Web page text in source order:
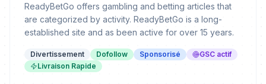
ReadyBetGo offers gambling and betting articles that
are categorized by activity. ReadyBetGo is a long-
established site and as been active for over 15 years.
Divertissement Dofollow Sponsorisé
GSC actif
Livraison Rapide